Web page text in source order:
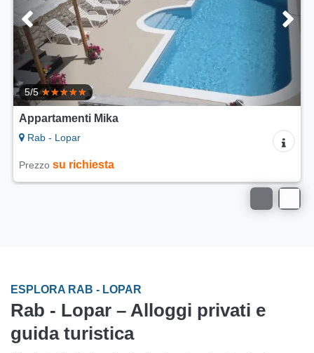
Appartamenti Lidija
Rab - Lopar
Prezzo su richiesta
ESPLORA RAB - LOPAR
Rab - Lopar – Alloggi privati e
guida turistica